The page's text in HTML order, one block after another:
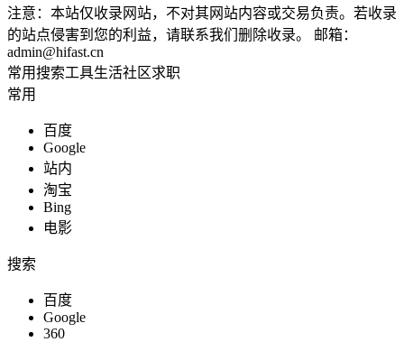
注意：本站仅收录网站，不对其网站内容或交易负责。若收录
的站点侵害到您的利益，请联系我们删除收录。 邮箱：
admin@hifast.cn
常用搜索工具生活社区求职
常用
百度
Google
站内
淘宝
Bing
电影
搜索
百度
Google
360